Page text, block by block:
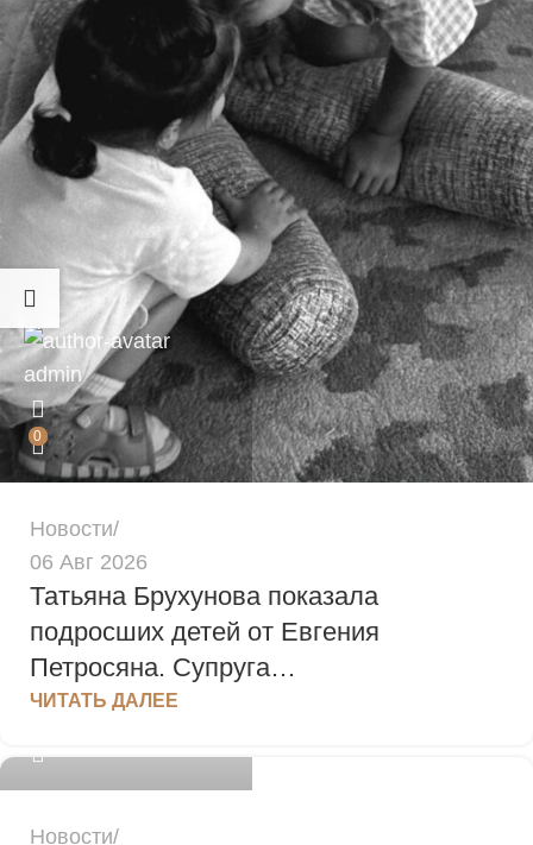
admin
0
Новости
06 Авг 2026
Татьяна Брухунова показала
подросших детей от Евгения
Петросяна. Супруга…
ЧИТАТЬ ДАЛЕЕ
admin
Новости